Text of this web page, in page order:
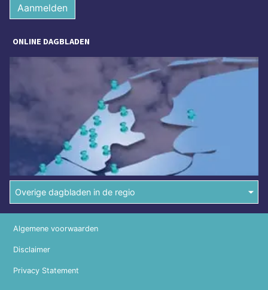
Aanmelden
ONLINE DAGBLADEN
Overige dagbladen in de regio
Algemene voorwaarden
Disclaimer
Privacy Statement